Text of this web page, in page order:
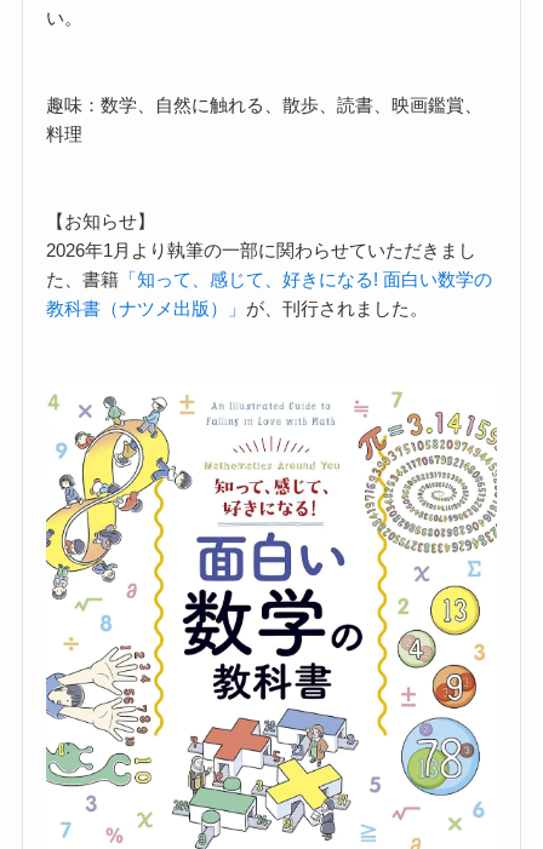
い。
趣味：数学、自然に触れる、散歩、読書、映画鑑賞、
料理
【お知らせ】
2026年1月より執筆の一部に関わらせていただきまし
た、書籍 「知って、感じて、好きになる! 面白い数学の
教科書（ナツメ出版）」 が、刊行されました。